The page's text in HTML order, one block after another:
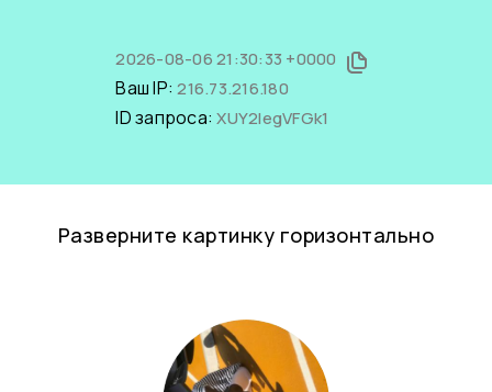
2026-08-06 21:30:33 +0000
Ваш IP:216.73.216.180
ID запроса:XUY2IegVFGk1
Разверните картинку горизонтально